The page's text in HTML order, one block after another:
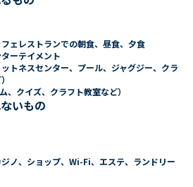
ェレストランでの朝食、昼食、夕食
ーテイメント
トネスセンター、プール、ジャグジー、クラ
、クイズ、クラフト教室など）
いもの
ノ、ショップ、Wi-Fi、エステ、ランドリー